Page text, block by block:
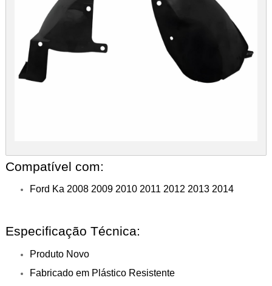
Compatível com:
Ford Ka 2008 2009 2010 2011 2012 2013 2014
Especificação Técnica:
Produto Novo
Fabricado em Plástico Resistente